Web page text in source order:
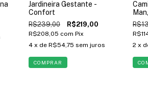
Jardineira Gestante -
Confort
R$239,00 R$219,00
R$208,05 com Pix
4 x de R$54,75 sem juros
COMPRAR
2 x